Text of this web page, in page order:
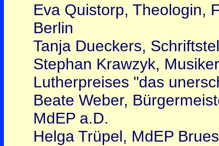
Eva Quistorp, Theologin,
Berlin
Tanja Dueckers,
Stephan Krawzyk,
Lutherpreises "das
Beate Weber,
MdEP a.D.
Helga Trüpel, MdEP